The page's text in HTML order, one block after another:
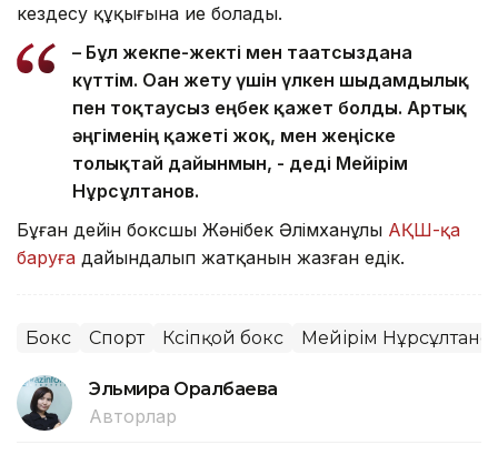
кездесу құқығына ие болады.
– Бұл жекпе-жекті мен тағатсыздана
күттім. Оған жету үшін үлкен шыдамдылық
пен тоқтаусыз еңбек қажет болды. Артық
әңгіменің қажеті жоқ, мен жеңіске
толықтай дайынмын, - деді Мейірім
Нұрсұлтанов.
Бұған дейін боксшы Жәнібек Әлімханұлы АҚШ-қа
баруға дайындалып жатқанын жазған едік.
Бокс Спорт Кәсіпқой бокс Мейірім
Эльмира Оралбаева
Авторлар